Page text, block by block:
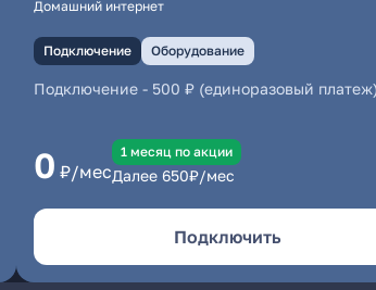
Домашний интернет
Подключение Оборудование
Подключение- 500 ₽ (единоразовый платеж)
0 ₽/мес
1 месяц по акции
Далее 650₽/мес
Подключить